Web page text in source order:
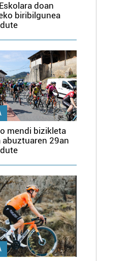
doan
biribilgunea
mendi bizikleta
abuztuaren 29an